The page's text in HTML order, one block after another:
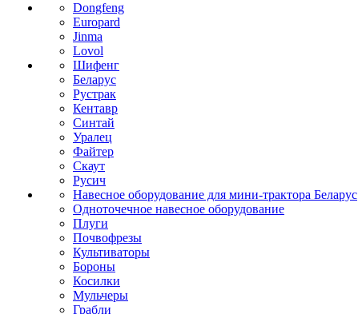
Dongfeng
Europard
Jinma
Lovol
Шифенг
Беларус
Рустрак
Кентавр
Синтай
Уралец
Файтер
Скаут
Русич
Навесное оборудование для мини-трактора Беларус
Одноточечное навесное оборудование
Плуги
Почвофрезы
Культиваторы
Бороны
Косилки
Мульчеры
Грабли